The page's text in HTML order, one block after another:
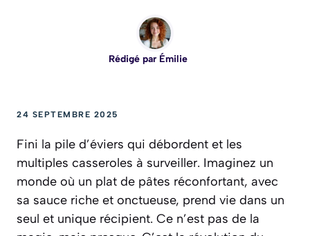
Rédigé par Émilie
24 SEPTEMBRE 2025
Fini la pile d’éviers qui débordent et les
multiples casseroles à surveiller. Imaginez un
monde où un plat de pâtes réconfortant, avec
sa sauce riche et onctueuse, prend vie dans un
seul et unique récipient. Ce n’est pas de la